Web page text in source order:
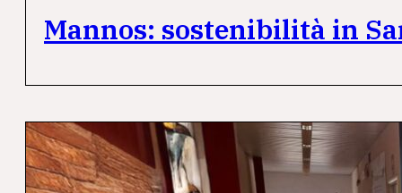
Mannos: sostenibilità in